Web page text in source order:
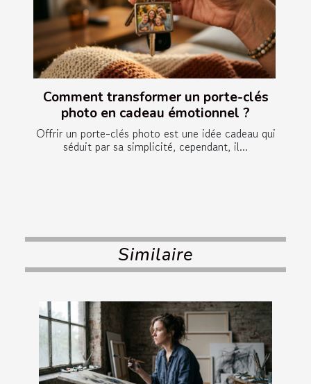
Comment transformer un porte-clés
photo en cadeau émotionnel ?
Offrir un porte-clés photo est une idée cadeau qui
séduit par sa simplicité, cependant, il...
Similaire